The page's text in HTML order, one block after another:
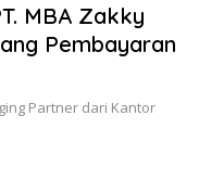
MBA Zakky
Pembayaran
Partner dari Kantor